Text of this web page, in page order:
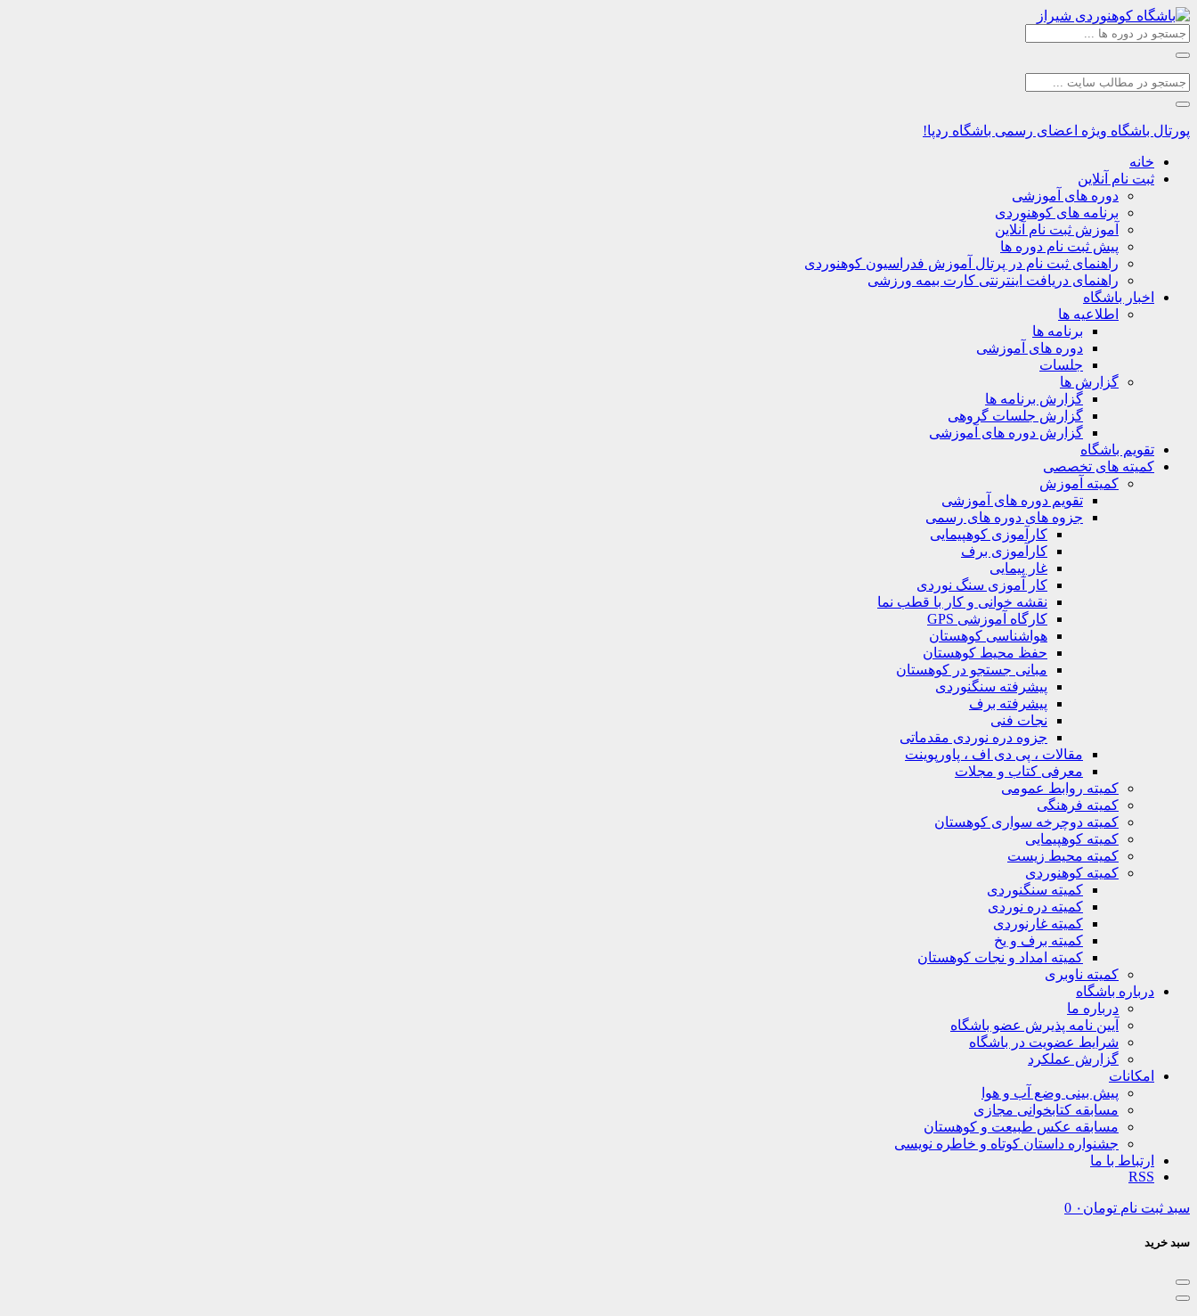
پورتال باشگاه ویژه اعضای رسمی باشگاه ردپا!
خانه
ثبت نام آنلاین
دوره های آموزشی
برنامه های کوهنوردی
آموزش ثبت نام آنلاین
پیش ثبت نام دوره ها
راهنمای ثبت نام در پرتال آموزش فدراسیون کوهنوردی
راهنمای دریافت اینترنتی کارت بیمه ورزشی
اخبار باشگاه
اطلاعیه ها
برنامه ها
دوره های آموزشی
جلسات
گزارش ها
گزارش برنامه ها
گزارش جلسات گروهی
گزارش دوره های آموزشی
تقویم باشگاه
کمیته های تخصصی
کمیته آموزش
تقویم دوره های آموزشی
جزوه های دوره های رسمی
کارآموزی کوهپیمایی
کارآموزی برف
غار پیمایی
کار آموزی سنگ نوردی
نقشه خوانی و کار با قطب نما
کارگاه آموزشی GPS
هواشناسی کوهستان
حفظ محیط کوهستان
مبانی جستجو در کوهستان
پیشرفته سنگنوردی
پیشرفته برف
نجات فنی
جزوه دره نوردی مقدماتی
مقالات ، پی دی اف ، پاورپوینت
معرفی کتاب و مجلات
کمیته روابط عمومی
کمیته فرهنگی
کمیته دوچرخه سواری کوهستان
کمیته کوهپیمایی
کمیته محیط زیست
کمیته کوهنوردی
کمیته سنگنوردی
کمیته دره نوردی
کمیته غارنوردی
کمیته برف و یخ
کمیته امداد و نجات کوهستان
کمیته ناوبری
درباره باشگاه
درباره ما
آیین نامه پذیرش عضو باشگاه
شرایط عضویت در باشگاه
گزارش عملکرد
امکانات
پیش بینی وضع آب و هوا
مسابقه کتابخوانی مجازی
مسابقه عکس طبیعت و کوهستان
جشنواره داستان کوتاه و خاطره نویسی
ارتباط با ما
RSS
سبد ثبت نام تومان ۰ 0
سبد خرید